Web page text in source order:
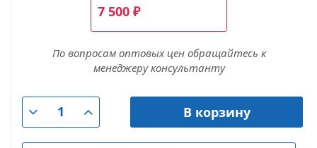
7 500 ₽
По вопросам оптовых цен обращайтесь к
менеджеру консультанту
В корзину